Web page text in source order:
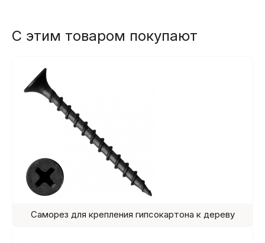
С этим товаром покупают
Саморез для крепления гипсокартона к дереву